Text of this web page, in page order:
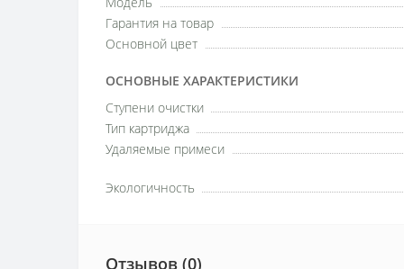
Гарантия на товар
Основной цвет
ОСНОВНЫЕ ХАРАКТЕРИСТИКИ
Ступени очистки
Тип картриджа
Удаляемые примеси
Экологичность
Отзывов (0)